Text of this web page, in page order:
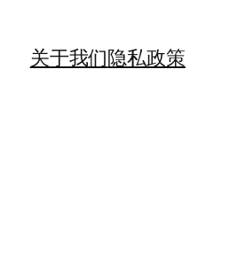
关于我们隐私政策